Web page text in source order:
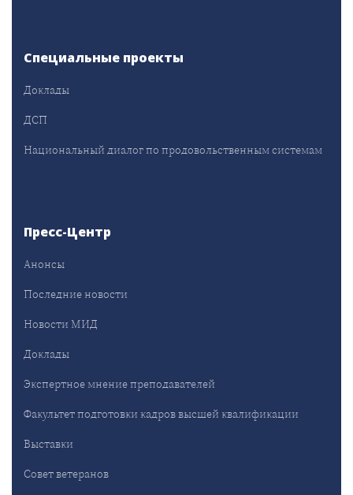
Специальные проекты
Доклады
ДСП
Национальный диалог по продовольственным системам
Пресс-Центр
Анонсы
Последние новости
Новости МИД
Доклады
Экспертное мнение преподавателей
Факультет подготовки кадров высшей квалификации
Выставки
Совет ветеранов